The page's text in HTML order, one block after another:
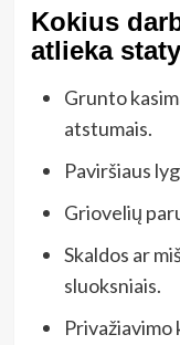
Kokius
atlieka
Grunto
atstumais.
Paviršiaus
Griovelių
Skaldos ar
sluoksniais.
Privažiavimo